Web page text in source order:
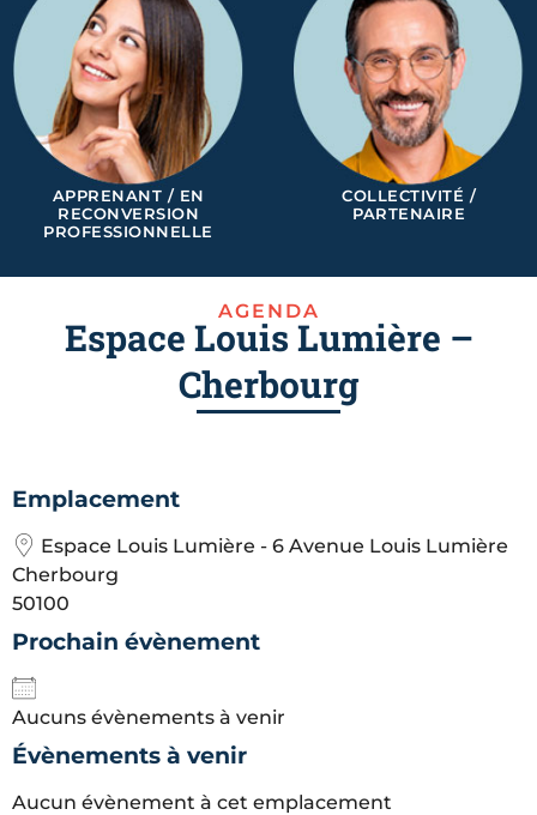
APPRENANT / EN
RECONVERSION
PROFESSIONNELLE
COLLECTIVITÉ /
PARTENAIRE
AGENDA
Espace Louis Lumière –
Cherbourg
Emplacement
Espace Louis Lumière - 6 Avenue Louis Lumière
Cherbourg
50100
Prochain évènement
Aucuns évènements à venir
Évènements à venir
Aucun évènement à cet emplacement